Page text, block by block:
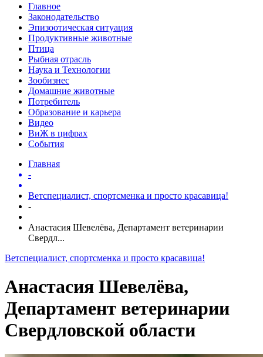
Главное
Законодательство
Эпизоотическая ситуация
Продуктивные животные
Птица
Рыбная отрасль
Наука и Технологии
Зообизнес
Домашние животные
Потребитель
Образование и карьера
Видео
ВиЖ в цифрах
События
Главная
-
Ветспециалист, спортсменка и просто красавица!
-
Анастасия Шевелёва, Департамент ветеринарии
Свердл...
Ветспециалист, спортсменка и просто красавица!
Анастасия Шевелёва,
Департамент ветеринарии
Свердловской области